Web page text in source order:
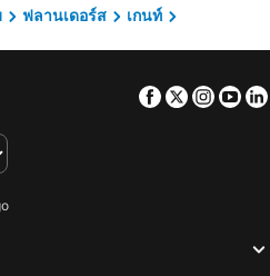
สนามกีฬาอัมสเตอร์ดัมอารีน่า
มาดามทุสโซด์อัมสเตอร์ดัม
ฟลานเดอร์ส
เกนท์
Facebook
Twitter